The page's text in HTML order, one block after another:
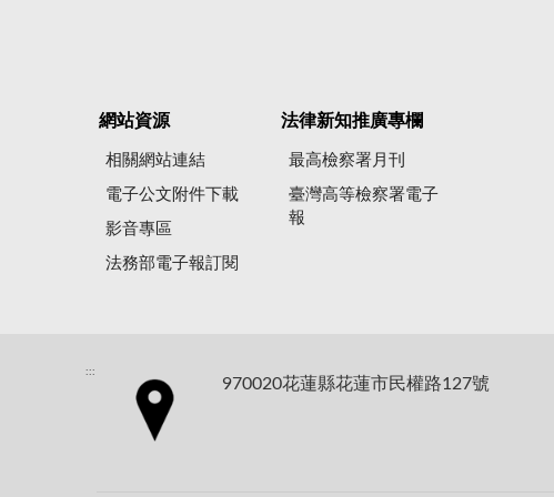
網站資源
相關網站連結
電子公文附件下載
影音專區
法務部電子報訂閱
法律新知推廣專欄
最高檢察署月刊
臺灣高等檢察署電子
報
:::
970020花蓮縣花蓮市民權路127號